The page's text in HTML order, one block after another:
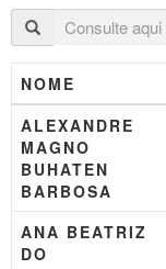
NOME
ALEXANDRE
MAGNO
BUHATEN
BARBOSA
ANA BEATRIZ
DO